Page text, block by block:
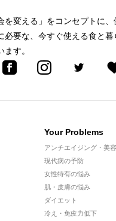
を変える」をコンセプトに
必要な、今すぐ使える食と暮
す。
Your Problems
アンチエイジング・美容
現代病の予防
女性特有の悩み
肌・皮膚の悩み
ダイエット
冷え・免疫力低下